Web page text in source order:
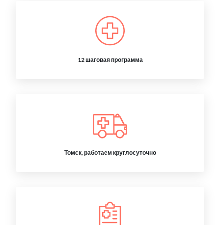
12 шаговая программа
Томск, работаем круглосуточно